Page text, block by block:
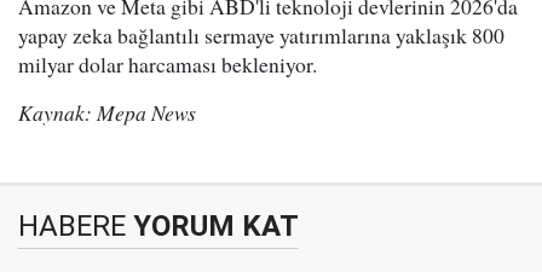
Amazon ve Meta gibi ABD'li teknoloji devlerinin 2026'da
yapay zeka bağlantılı sermaye yatırımlarına yaklaşık 800
milyar dolar harcaması bekleniyor.
Kaynak: Mepa News
HABERE YORUM KAT